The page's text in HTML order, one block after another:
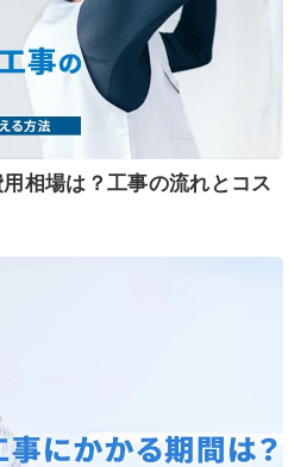
相場は？工事の流れとコス